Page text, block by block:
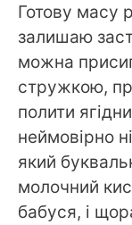
Готову масу
залишаю
можна
стружкою,
полити
неймовірно
який
молочний
бабуся, і